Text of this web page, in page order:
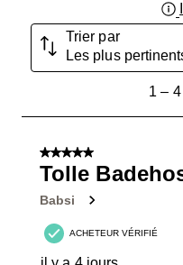
Trier par
Les plus
sur
avis.
1 –
5 sur 5 étoiles.
Tolle
Babsi
ACHETEUR VÉRIFIÉ